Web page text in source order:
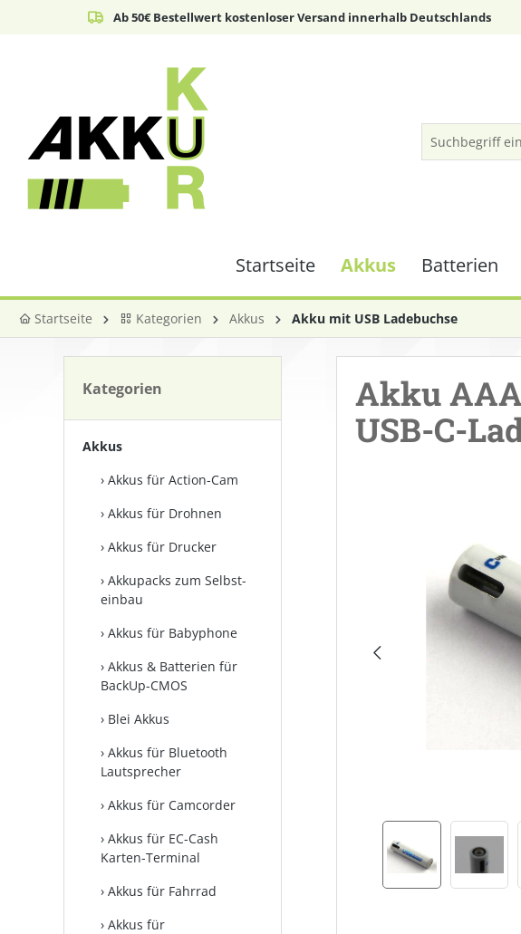
Zur Hauptnavigation springen
Ab 50€ Bestellwert kostenloser Versand innerhalb Deutschlands
Startseite Akkus Batterien
Startseite Kategorien Akkus Akku mit USB Ladebuchse
Akkus
Akkus für Action-Cam
Akkus für Drohnen
Akkus für Drucker
Akkupacks zum Selbst­
einbau
Akkus für Babyphone
Akkus & Batterien für
BackUp-CMOS
Blei Akkus
Akkus für Bluetooth
Lautsprecher
Akkus für Camcorder
Akkus für EC-Cash
Karten-Terminal
Akkus für Fahrrad
Akkus für
Akku
USB-C-